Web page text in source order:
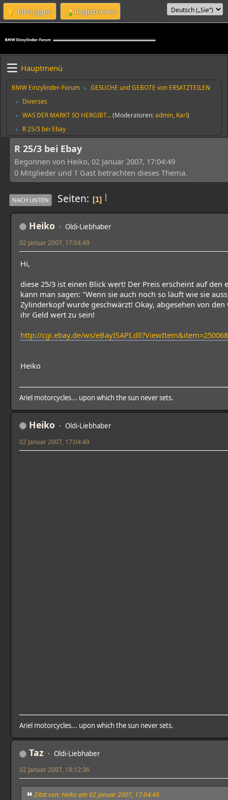
Einloggen Registrieren
Hauptmenü
BMW Einzylinder-Forum ► GESUCHE und GEBOTE von ERSATZTEILEN
► Diverses
► WAS DER MARKT SO HERGIBT...(Moderatoren:admin Karl)
► R 25/3 bei Ebay
R 25/3 bei Ebay
Begonnen von Heiko, 02 Januar 2007, 17:04:49
0 Mitglieder und 1 Gast betrachten dieses Thema.
|
NACH UNTEN Seiten 1
Heiko Oldi-Liebhaber
02 Januar 2007, 17:04:49
Hi,
diese 25/3 ist einen Blick wert! Der Preis erscheint auf
kann man sagen: "Wenn sie auch noch so läuft wie sie
Zylinderkopf wurde geschwärzt! Okay, abgesehen von
ihr Geld wert zu sein!
http://cgi.ebay.de/ws/
Heiko
Ariel motorcycles... upon which the sun never sets.
Heiko Oldi-Liebhaber
02 Januar 2007, 17:04:49
Ariel motorcycles... upon which the sun never sets.
Taz Oldi-Liebhaber
02 Januar 2007, 18:12:36
Zitat von: Heiko am 02 Januar 2007, 17:04:49